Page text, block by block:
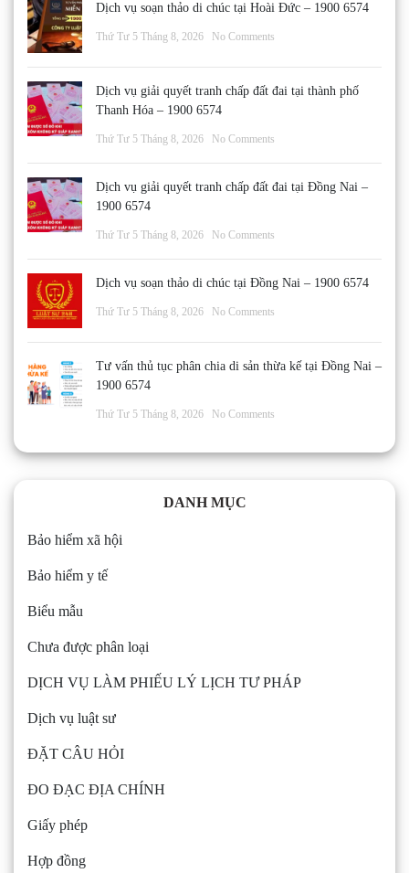
Dịch vụ soạn thảo di chúc tại Hoài Đức – 1900 6574
Thứ Tư 5 Tháng 8, 2026 No Comments
Dịch vụ giải quyết tranh chấp đất đai tại thành phố
Thanh Hóa – 1900 6574
Thứ Tư 5 Tháng 8, 2026 No Comments
Dịch vụ giải quyết tranh chấp đất đai tại Đồng Nai –
1900 6574
Thứ Tư 5 Tháng 8, 2026 No Comments
Dịch vụ soạn thảo di chúc tại Đồng Nai – 1900 6574
Thứ Tư 5 Tháng 8, 2026 No Comments
Tư vấn thủ tục phân chia di sản thừa kế tại Đồng Nai –
1900 6574
Thứ Tư 5 Tháng 8, 2026 No Comments
DANH MỤC
Bảo hiểm xã hội
Bảo hiểm y tế
Biểu mẫu
Chưa được phân loại
DỊCH VỤ LÀM PHIẾU LÝ LỊCH TƯ PHÁP
Dịch vụ luật sư
ĐẶT CÂU HỎI
ĐO ĐẠC ĐỊA CHÍNH
Giấy phép
Hợp đồng